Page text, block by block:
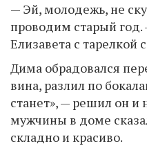
— Эй, молодежь, не
проводим старый
Елизавета с тарелкой
Дима обрадовался
вина, разлил по
станет», — решил он и
мужчины в доме
складно и красиво.